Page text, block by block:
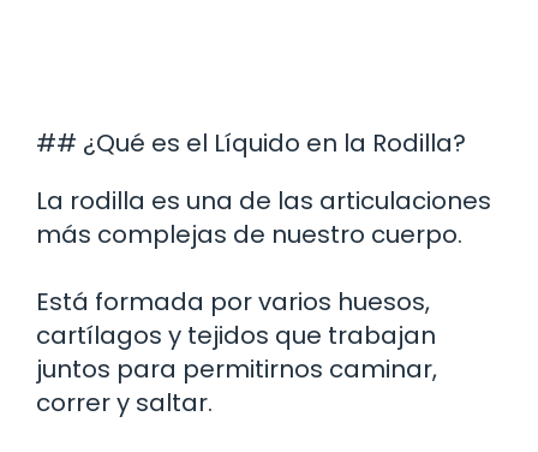
## ¿Qué es el Líquido en la Rodilla?
La rodilla es una de las articulaciones
más complejas de nuestro cuerpo.
Está formada por varios huesos,
cartílagos y tejidos que trabajan
juntos para permitirnos caminar,
correr y saltar.